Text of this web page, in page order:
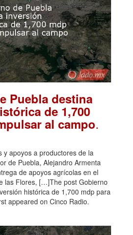
Puebla destina
de 1,700
al campo.
y apoyos a productores de la
de Puebla, Alejandro Armenta
de apoyos agrícolas en el
las Flores, […]The post Gobierno
histórica de 1,700 mdp para
appeared on Cinco Radio.